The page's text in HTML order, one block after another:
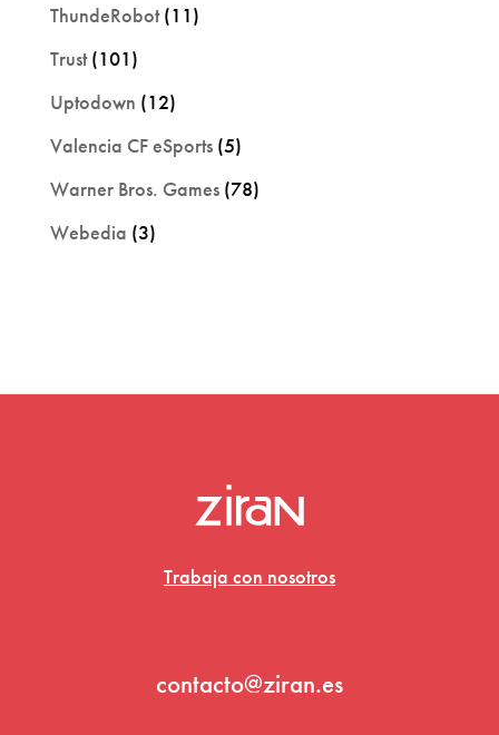
ThundeRobot(11)
Trust(101)
Uptodown (12)
Valencia CF eSports(5)
Warner Bros. Games(78)
Webedia (3)
Trabaja con nosotros
contacto@ziran.es